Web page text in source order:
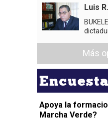
Luis
Más
Encuesta
Apoya la
Marcha Verde?